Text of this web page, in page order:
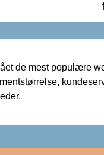
de mest populære